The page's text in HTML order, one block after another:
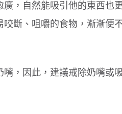
，自然能吸引他的東西也
斷、咀嚼的食物，漸漸便
，因此，建議戒除奶嘴或